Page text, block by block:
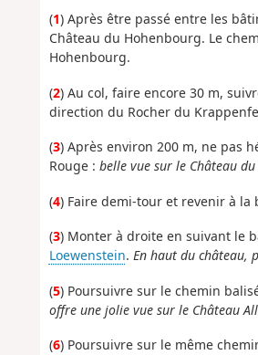
(1) Après être passé entre les
Château du Hohenbourg. Le
Hohenbourg.
(2) Au col, faire encore 30 m,
direction du Rocher du
(3) Après environ 200 m, ne pas
Rouge : belle vue sur le Château du
(4) Faire demi-tour et revenir à la
(3) Monter à droite en suivant le
Loewenstein. En haut du château,
(5) Poursuivre sur le chemin
offre une jolie vue sur le Château
(6) Poursuivre sur le même